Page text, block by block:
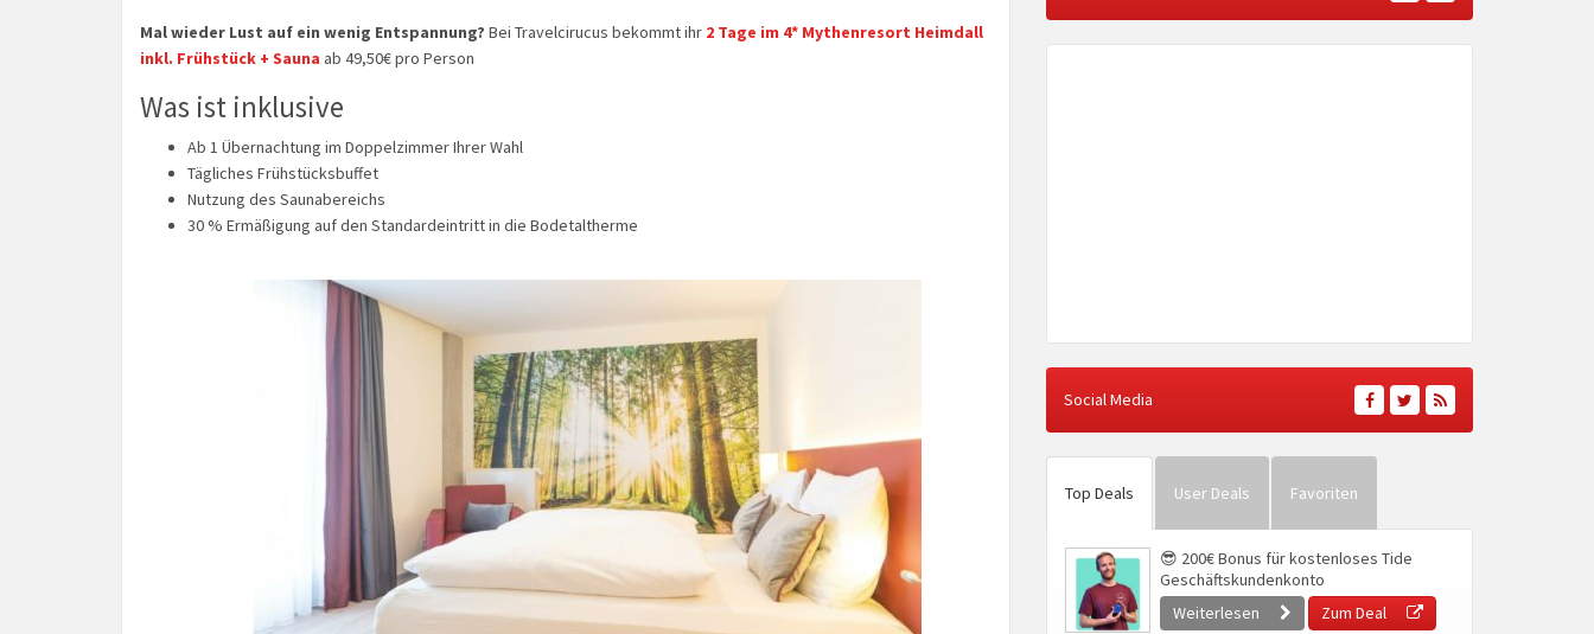
Mal wieder Lust auf ein wenig Entspannung? Bei Travelcirucus bekommt ihr 2 Tage im 4* Mythenresort Heimdall
inkl. Frühstück + Sauna ab 49,50€ pro Person
Was ist inklusive
Ab 1 Übernachtung im Doppelzimmer Ihrer Wahl
Tägliches Frühstücksbuffet
Nutzung des Saunabereichs
30 % Ermäßigung auf den Standardeintritt in die Bodetaltherme
Social Media
Top Deals User Deals Favoriten
😎 200€ Bonus für kostenloses Tide
Geschäftskundenkonto
Weiterlesen
Zum Deal